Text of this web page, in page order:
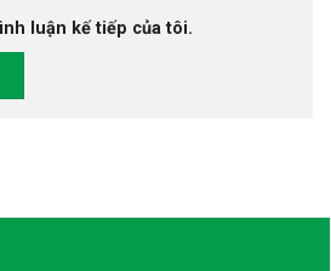
luận kế tiếp của tôi.